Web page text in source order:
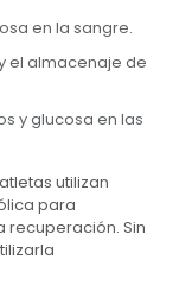
en la sangre.
el almacenaje de
y glucosa en las
utilizan
para
recuperación. Sin